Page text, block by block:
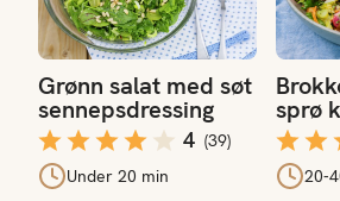
Grønn salat med søt
sennepsdressing
4 (39)
Under 20 min
sprø
20-